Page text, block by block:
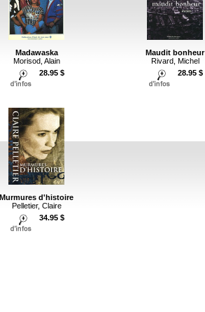
Madawaska
Morisod, Alain
28.95 $
Maudit bonheur
Rivard, Michel
28.95 $
Murmures d'histoire
Pelletier, Claire
34.95 $